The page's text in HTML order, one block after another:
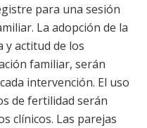
para una sesión
La adopción de la
y actitud de los
familiar, serán
intervención. El uso
de fertilidad serán
clínicos. Las parejas